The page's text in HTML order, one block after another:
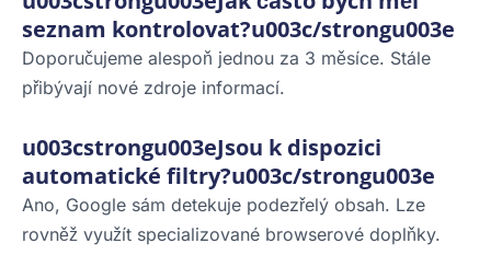
seznam kontrolovat?u003c/strongu003e
Doporučujeme alespoň jednou za 3 měsíce. Stále
přibývají nové zdroje informací.
u003cstrongu003eJsou k dispozici
automatické filtry?u003c/strongu003e
Ano, Google sám detekuje podezřelý obsah. Lze
rovněž využít specializované browserové doplňky.